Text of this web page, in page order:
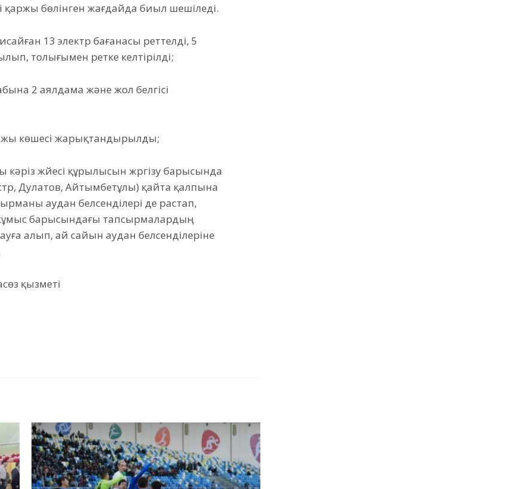
қаржы бөлінген жағдайда биыл шешіледі.
13 электр бағанасы реттелді, 5
толығымен ретке келтірілді;
2 аялдама және жол белгісі
көшесі жарықтандырылды;
жүйесі құрылысын жүргізу барысында
Дулатов, Айтымбетұлы) қайта қалпына
аудан белсенділері де растап,
барысындағы тапсырмалардың
алып, ай сайын аудан белсенділеріне
қызметі